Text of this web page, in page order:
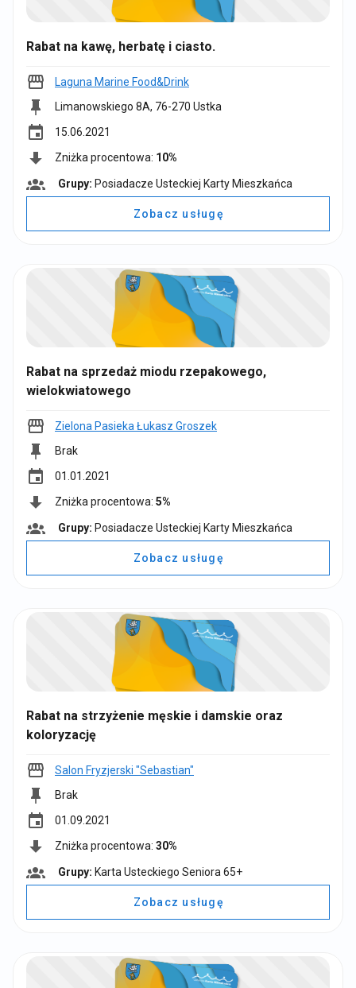
Rabat na kawę, herbatę i ciasto.
Laguna Marine Food&Drink
Limanowskiego 8A, 76-270 Ustka
event
15.06.2021
Zniżka procentowa: 10%
G
Grupy: Posiadacze Usteckiej Karty Mieszkańca
Zobacz usługę
Rabat na sprzedaż miodu rzepakowego,
wielokwiatowego
Zielona Pasieka Łukasz Groszek
Brak
event
01.01.2021
Zniżka procentowa: 5%
G
Grupy: Posiadacze Usteckiej Karty Mieszkańca
Zobacz usługę
Rabat na strzyżenie męskie i damskie oraz
koloryzację
Salon Fryzjerski "Sebastian"
Brak
event
01.09.2021
Zniżka procentowa: 30%
G
Grupy: Karta Usteckiego Seniora 65+
Zobacz usługę